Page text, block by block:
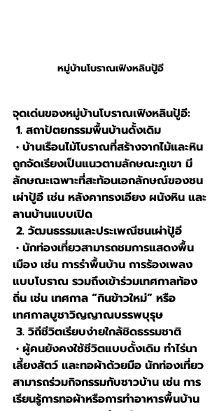
หมู่บ้านโบราณเฟิงหลินปู้อี
จุดเด่นของหมู่บ้านโบราณเฟิงหลินปู้อี:
1. สถาปัตยกรรมพื้นบ้านดั้งเดิม
• บ้านเรือนไม้โบราณที่สร้างจากไม้และหิน
ถูกจัดเรียงเป็นแนวตามลักษณะภูเขา มี
ลักษณะเฉพาะที่สะท้อนเอกลักษณ์ของชน
เผ่าปู้อี เช่น หลังคาทรงเอียง ผนังหิน และ
ลานบ้านแบบเปิด
2. วัฒนธรรมและประเพณีชนเผ่าปู้อี
• นักท่องเที่ยวสามารถชมการแสดงพื้น
เมือง เช่น การรำพื้นบ้าน การร้องเพลง
แบบโบราณ รวมถึงเข้าร่วมเทศกาลท้อง
ถิ่น เช่น เทศกาล “กินข้าวใหม่” หรือ
เทศกาลบูชาวิญญาณบรรพบุรุษ
3. วิถีชีวิตเรียบง่ายใกล้ชิดธรรมชาติ
• ผู้คนยังคงใช้ชีวิตแบบดั้งเดิม ทำไร่นา
เลี้ยงสัตว์ และทอผ้าด้วยมือ นักท่องเที่ยว
สามารถร่วมกิจกรรมกับชาวบ้าน เช่น การ
เรียนรู้การทอผ้าหรือการทำอาหารพื้นบ้าน